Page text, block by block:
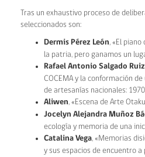
Tras un exhaustivo proceso de
seleccionados son:
Dermis Pérez León, «El piano
la patria, pero ganamos un
Rafael Antonio Salgado Ruiz
COCEMA y la conformación
de artesanías nacionales:
Aliwen, «Escena de Arte
Jocelyn Alejandra Muñoz
ecología y memoria de una
Catalina Vega, «Memorias
y sus espacios de encuentro